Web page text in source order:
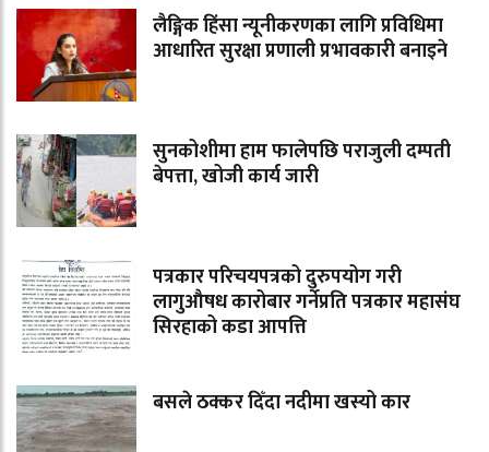
लैङ्गिक हिंसा न्यूनीकरणका लागि प्रविधिमा
आधारित सुरक्षा प्रणाली प्रभावकारी बनाइने
सुनकोशीमा हाम फालेपछि पराजुली दम्पती
बेपत्ता, खोजी कार्य जारी
पत्रकार परिचयपत्रको दुरुपयोग गरी
लागुऔषध कारोबार गर्नेप्रति पत्रकार महासंघ
सिरहाको कडा आपत्ति
बसले ठक्कर दिँदा नदीमा खस्यो कार